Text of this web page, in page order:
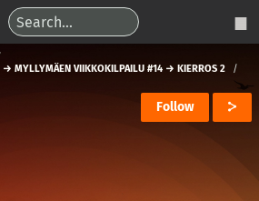
→ MYLLYMÄEN VIIKKOKILPAILU #14 → KIERROS 2
Follow